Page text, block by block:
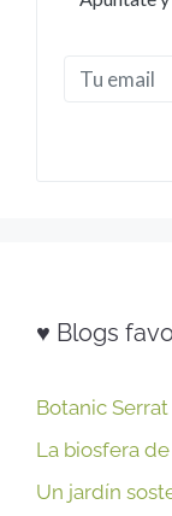
♥ Blogs
Botanic Serrat
La biosfera
Un jardín